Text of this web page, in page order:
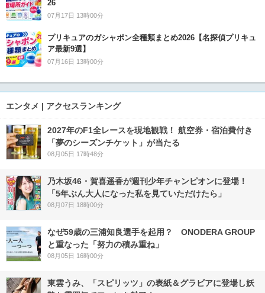
26
07月17日 13時00分
プリキュアのガシャポン全種類まとめ2026【名探偵プリキュ
ア最新9選】
07月16日 13時00分
エンタメ | アクセスランキング
2027年のF1全レースを現地観戦！ 航空券・宿泊費付き
「夢のシーズンチケット」が当たる
08月05日 17時48分
乃木坂46・賀喜遥香が週刊少年チャンピオンに登場！
「5年ぶん大人になった私を見ていただけたら」
08月07日 18時00分
なぜ59歳の三浦知良選手を起用？ ONODERA GROUP
と重なった「努力の積み重ね」
08月05日 16時00分
東雲うみ、「スピリッツ」の表紙＆グラビアに登場し妖